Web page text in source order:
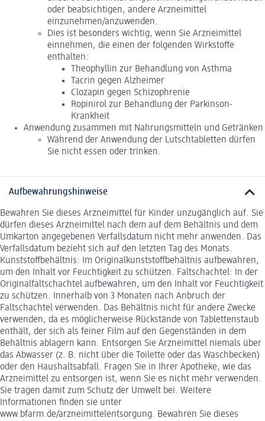
oder beabsichtigen, andere Arzneimittel
einzunehmen/anzuwenden.
Dies ist besonders wichtig, wenn Sie Arzneimittel
einnehmen, die einen der folgenden Wirkstoffe
enthalten:
Theophyllin zur Behandlung von Asthma
Tacrin gegen Alzheimer
Clozapin gegen Schizophrenie
Ropinirol zur Behandlung der Parkinson-
Krankheit
Anwendung zusammen mit Nahrungsmitteln und Getränken
Während der Anwendung der Lutschtabletten dürfen
Sie nicht essen oder trinken.
Aufbewahrungshinweise
Bewahren Sie dieses Arzneimittel für Kinder unzugänglich auf. Sie
dürfen dieses Arzneimittel nach dem auf dem Behältnis und dem
Umkarton angegebenen Verfallsdatum nicht mehr anwenden. Das
Verfallsdatum bezieht sich auf den letzten Tag des Monats.
Kunststoffbehältnis: Im Originalkunststoffbehältnis aufbewahren,
um den Inhalt vor Feuchtigkeit zu schützen. Faltschachtel: In der
Originalfaltschachtel aufbewahren, um den Inhalt vor Feuchtigkeit
zu schützen. Innerhalb von 3 Monaten nach Anbruch der
Faltschachtel verwenden. Das Behältnis nicht für andere Zwecke
verwenden, da es möglicherweise Rückstände von Tablettenstaub
enthält, der sich als feiner Film auf den Gegenständen in dem
Behältnis ablagern kann. Entsorgen Sie Arzneimittel niemals über
das Abwasser (z. B. nicht über die Toilette oder das Waschbecken)
oder den Haushaltsabfall. Fragen Sie in Ihrer Apotheke, wie das
Arzneimittel zu entsorgen ist, wenn Sie es nicht mehr verwenden.
Sie tragen damit zum Schutz der Umwelt bei. Weitere
Informationen finden sie unter
www.bfarm.de/arzneimittelentsorgung. Bewahren Sie dieses